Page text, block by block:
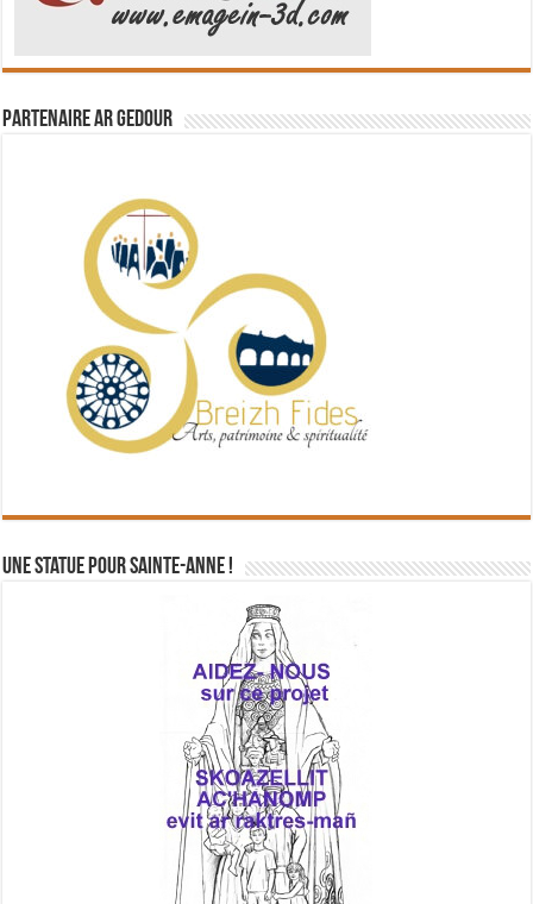
Partenaire Ar Gedour
Une statue pour Sainte-Anne !